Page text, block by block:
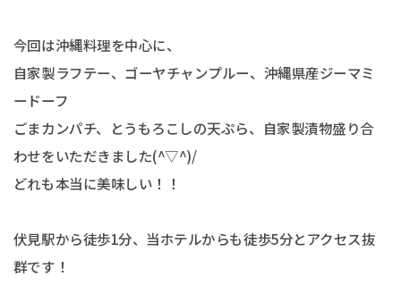
今回は沖縄料理を中心に、
自家製ラフテー、ゴーヤチャンプルー、沖縄県産ジーマミ
ードーフ
ごまカンパチ、とうもろこしの天ぷら、自家製漬物盛り合
わせをいただきました(^▽^)/
どれも本当に美味しい！！
伏見駅から徒歩1分、当ホテルからも徒歩5分とアクセス抜
群です！